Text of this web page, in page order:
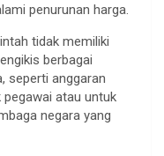
penurunan harga.
tidak memiliki
berbagai
seperti anggaran
atau untuk
negara yang